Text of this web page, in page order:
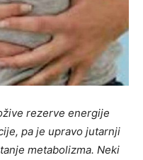
rezerve energije
pa je upravo jutarnji
metabolizma. Neki